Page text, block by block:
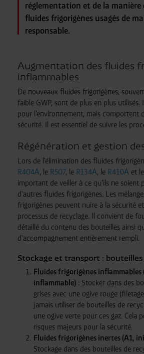
réglementation et de la manière
fluides frigorigènes usagés de
responsable.
Augmentation des fluides
inflammables
De nouveaux fluides frigorigènes,
faible GWP, sont de plus en plus utilisés.
pour l'environnement, mais comportent
sécurité. Il est essentiel de suivre les
Régénération et gestion
Lors de l'élimination des fluides
R404A, le R507, le R134A, le R410A et le
important de veiller à ce qu'ils ne soient
d'autres fluides frigorigènes. Les
frigorigènes peuvent nuire à la sécurité
processus de recyclage. Il convient de
détaillé du contenu des bouteilles ainsi
d'accompagnement entièrement rempli.
Stockage et transport : bouteilles
Fluides frigorigènes inflammables
inflammable): Stocker dans des
grises avec une ogive rouge
jamais utiliser de bouteilles de
une ogive verte pour ces gaz. Cela
risques majeurs pour la sécurité.
Fluides frigorigènes inertes (A1,
Stockage dans des bouteilles de